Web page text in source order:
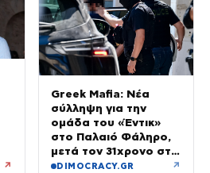
↗
Greek Mafia: Νέα
σύλληψη για την
ομάδα του «Έντικ»
στο Παλαιό Φάληρο,
μετά τον 31χρονο στη
Γερμανία
DIMOCRACY.GR ↗